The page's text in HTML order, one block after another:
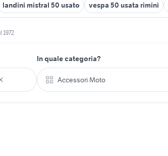
landini mistral 50 usato vespa 50 usata rimini
1972
In quale categoria?
Accessori Moto